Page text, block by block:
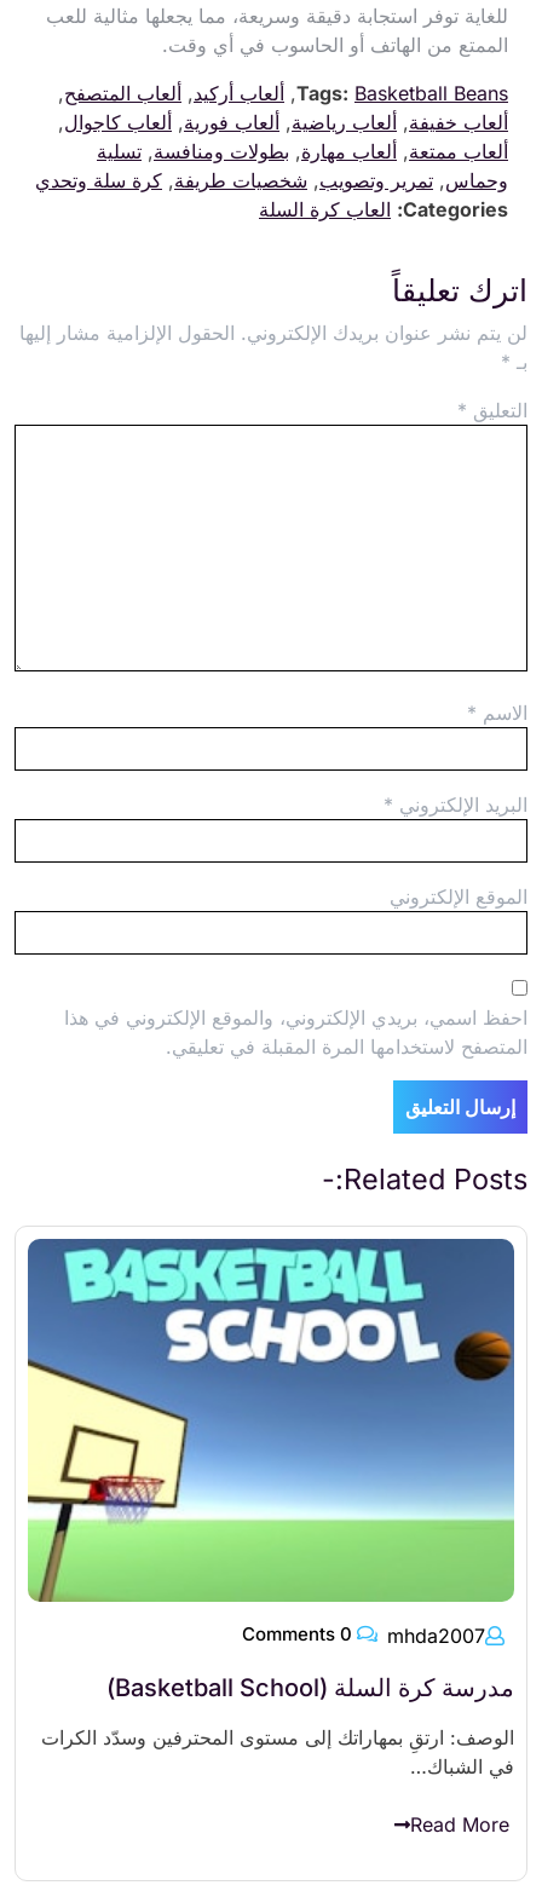
للغاية توفر استجابة دقيقة وسريعة، مما يجعلها مثالية للعب
الممتع من الهاتف أو الحاسوب في أي وقت.
Tags: Basketball Beans
, ألعاب أركيد, ألعاب المتصفح,
ألعاب خفيفة, ألعاب رياضية, ألعاب فورية, ألعاب كاجوال,
ألعاب ممتعة, ألعاب مهارة, بطولات ومنافسة, تسلية
وحماس, تمرير وتصويب, شخصيات طريفة, كرة سلة وتحدي
Categories: العاب كرة السلة
اترك تعليقاً
لن يتم نشر عنوان بريدك الإلكتروني. الحقول الإلزامية مشار إليها
بـ *
التعليق *
الاسم *
البريد الإلكتروني *
الموقع الإلكتروني
احفظ اسمي، بريدي الإلكتروني، والموقع الإلكتروني في هذا
المتصفح لاستخدامها المرة المقبلة في تعليقي.
Related Posts:-
mhda2007
مدرسة كرة السلة (Basketball School)
الوصف: ارتقِ بمهاراتك إلى مستوى المحترفين وسدّد الكرات
في الشباك…
Read More